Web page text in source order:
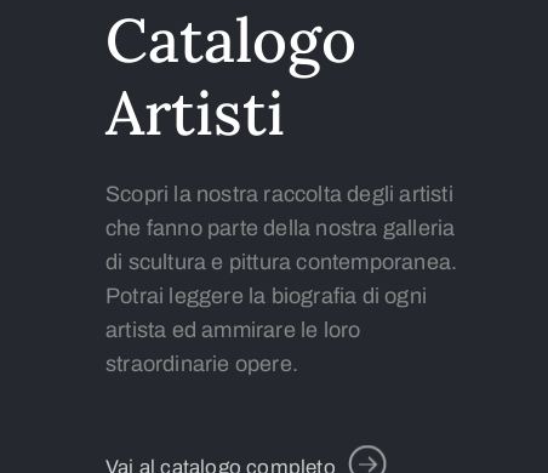
Catalogo
Artisti
Scopri la nostra raccolta degli artisti
che fanno parte della nostra galleria
di scultura e pittura contemporanea.
Potrai leggere la biografia di ogni
artista ed ammirare le loro
straordinarie opere.
Vai al catalogo completo